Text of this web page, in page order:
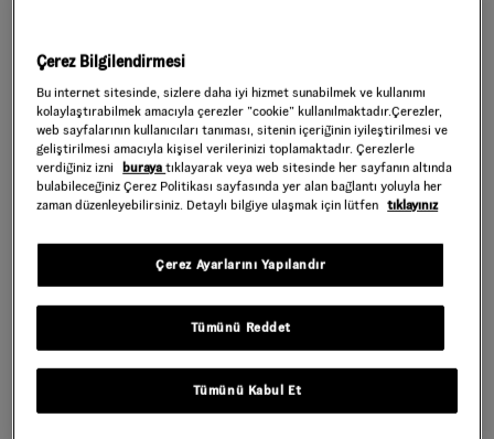
AYAKKABI
5.999,00 TL
Çerez Bilgilendirmesi
Bu internet sitesinde, sizlere daha iyi hizmet sunabilmek ve kullanımı
kolaylaştırabilmek amacıyla çerezler ”cookie” kullanılmaktadır.Çerezler,
web sayfalarının kullanıcıları tanıması, sitenin içeriğinin iyileştirilmesi ve
geliştirilmesi amacıyla kişisel verilerinizi toplamaktadır. Çerezlerle
verdiğiniz izni
burayatıklayarak veya web sitesinde her sayfanın altında
bulabileceğiniz Çerez Politikası sayfasında yer alan bağlantı yoluyla her
zaman düzenleyebilirsiniz. Detaylı bilgiye ulaşmak için lütfen tıklayınız
Tümünü Reddet
Tümünü Kabul Et
Çerez Ayarlarını Yapılandır